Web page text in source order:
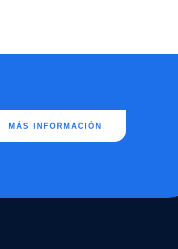
MÁS INFORMACIÓN